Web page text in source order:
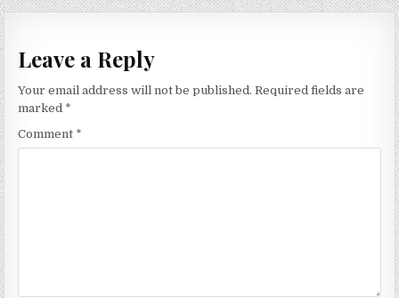
o
k
p
p
m
Leave a Reply
Your email address will not be published. Required fields are
marked *
Comment *